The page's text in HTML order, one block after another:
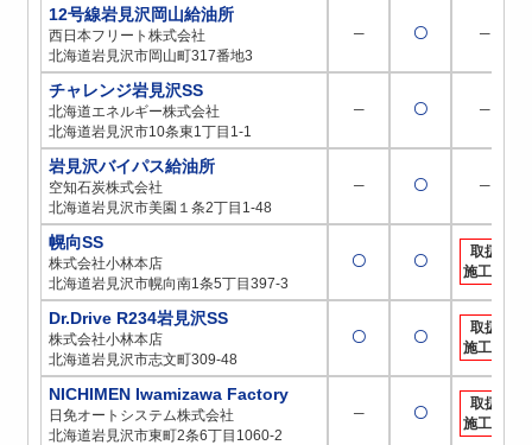
12号線岩見沢岡山給油所
西日本フリート株式会社
北海道岩見沢市岡山町317番地3
─ 〇 ─
チャレンジ岩見沢SS
北海道エネルギー株式会社
北海道岩見沢市10条東1丁目1-1
─ 〇 ─
岩見沢バイパス給油所
空知石炭株式会社
北海道岩見沢市美園１条2丁目1-48
─ 〇 ─
幌向SS
株式会社小林本店
北海道岩見沢市幌向南1条5丁目397-3
〇 〇
取扱
施工店
Dr.Drive R234岩見沢SS
株式会社小林本店
北海道岩見沢市志文町309-48
〇 〇
取扱
施工店
NICHIMEN Iwamizawa Factory
日免オートシステム株式会社
北海道岩見沢市東町2条6丁目1060-2
─ 〇
取扱
施工店